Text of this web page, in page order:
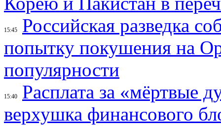
15:45
Российская разведка
попытку покушения на
популярности
15:40
Расплата за «мёртвые
верхушка финансового